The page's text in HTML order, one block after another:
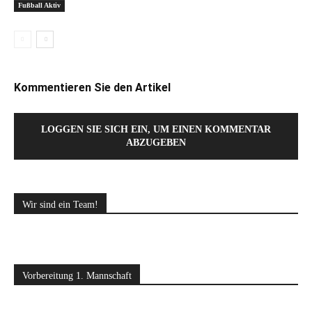
Fußball Aktiv
Kommentieren Sie den Artikel
LOGGEN SIE SICH EIN, UM EINEN KOMMENTAR
ABZUGEBEN
Wir sind ein Team!
Vorbereitung 1. Mannschaft